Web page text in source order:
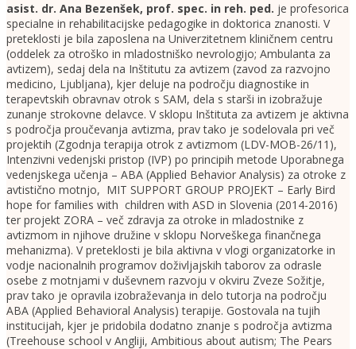
asist. dr. Ana Bezenšek, prof. spec. in reh. ped. je profesorica
specialne in rehabilitacijske pedagogike in doktorica znanosti. V
preteklosti je bila zaposlena na Univerzitetnem kliničnem centru
(oddelek za otroško in mladostniško nevrologijo; Ambulanta za
avtizem), sedaj dela na Inštitutu za avtizem (zavod za razvojno
medicino, Ljubljana), kjer deluje na področju diagnostike in
terapevtskih obravnav otrok s SAM, dela s starši in izobražuje
zunanje strokovne delavce. V sklopu Inštituta za avtizem je aktivna
s področja proučevanja avtizma, prav tako je sodelovala pri več
projektih (Zgodnja terapija otrok z avtizmom (LDV-MOB-26/11),
Intenzivni vedenjski pristop (IVP) po principih metode Uporabnega
vedenjskega učenja – ABA (Applied Behavior Analysis) za otroke z
avtistično motnjo, MIT SUPPORT GROUP PROJEKT – Early Bird
hope for families with children with ASD in Slovenia (2014-2016)
ter projekt ZORA – več zdravja za otroke in mladostnike z
avtizmom in njihove družine v sklopu Norveškega finančnega
mehanizma). V preteklosti je bila aktivna v vlogi organizatorke in
vodje nacionalnih programov doživljajskih taborov za odrasle
osebe z motnjami v duševnem razvoju v okviru Zveze Sožitje,
prav tako je opravila izobraževanja in delo tutorja na področju
ABA (Applied Behavioral Analysis) terapije. Gostovala na tujih
institucijah, kjer je pridobila dodatno znanje s področja avtizma
(Treehouse school v Angliji, Ambitious about autism; The Pears